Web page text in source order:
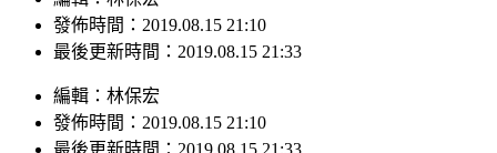
發佈時間：2019.08.15 21:10
最後更新時間：2019.08.15 21:33
編輯 ： 林保宏
發佈時間： 2019.08.15 21:10